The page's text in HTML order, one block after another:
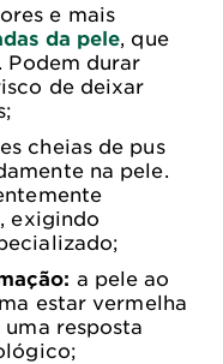
e mais
da pele, que
Podem durar
de deixar
cheias de pus
na pele.
exigindo
a pele ao
estar vermelha
resposta